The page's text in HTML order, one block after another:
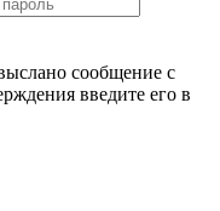
сообщение с
введите его в